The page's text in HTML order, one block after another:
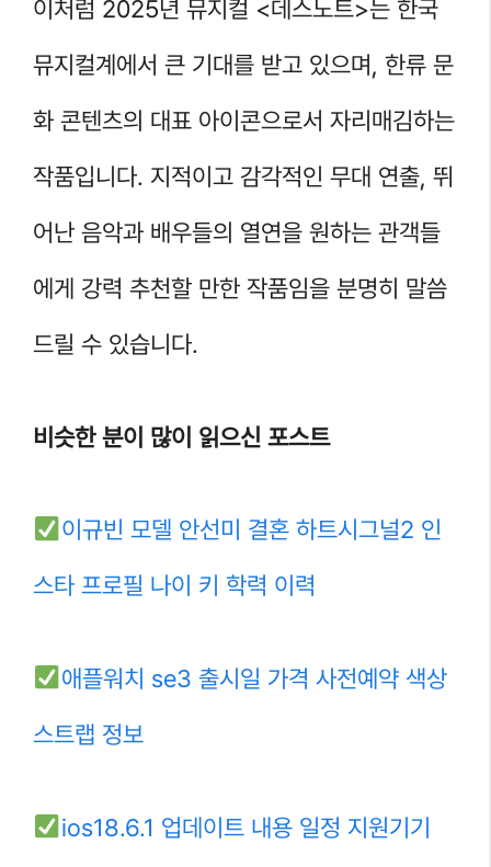
이처럼 2025년 뮤지컬 <데스노트>는 한국
뮤지컬계에서 큰 기대를 받고 있으며, 한류 문
화 콘텐츠의 대표 아이콘으로서 자리매김하는
작품입니다. 지적이고 감각적인 무대 연출, 뛰
어난 음악과 배우들의 열연을 원하는 관객들
에게 강력 추천할 만한 작품임을 분명히 말씀
드릴 수 있습니다.
비슷한 분이 많이 읽으신 포스트
이규빈 모델 안선미 결혼 하트시그널2 인
스타 프로필 나이 키 학력 이력
애플워치 se3 출시일 가격 사전예약 색상
스트랩 정보
ios18.6.1 업데이트 내용 일정 지원기기